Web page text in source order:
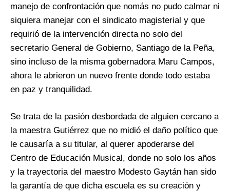
manejo de confrontación que nomás no pudo calmar ni
siquiera manejar con el sindicato magisterial y que
requirió de la intervención directa no solo del
secretario General de Gobierno, Santiago de la Peña,
sino incluso de la misma gobernadora Maru Campos,
ahora le abrieron un nuevo frente donde todo estaba
en paz y tranquilidad.
Se trata de la pasión desbordada de alguien cercano a
la maestra Gutiérrez que no midió el daño político que
le causaría a su titular, al querer apoderarse del
Centro de Educación Musical, donde no solo los años
y la trayectoria del maestro Modesto Gaytán han sido
la garantía de que dicha escuela es su creación y